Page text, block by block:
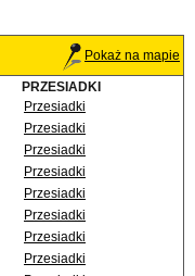
Pokaż na mapie
PRZESIADKI
Przesiadki
Przesiadki
Przesiadki
Przesiadki
Przesiadki
Przesiadki
Przesiadki
Przesiadki